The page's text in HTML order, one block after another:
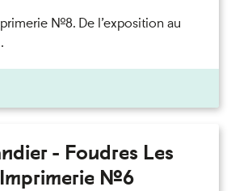
n°8. De l’exposition au
- Foudres Les
n°6